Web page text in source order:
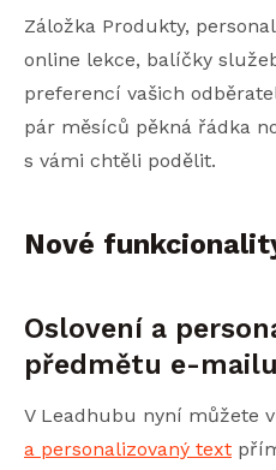
Záložka Produkty,
online lekce, balíčky
preferencí vašich
pár měsíců pěkná řádka
s vámi chtěli podělit.
Nové
Oslovení a
předmětu e-mailu
V Leadhubu nyní můžete
a personalizovaný text